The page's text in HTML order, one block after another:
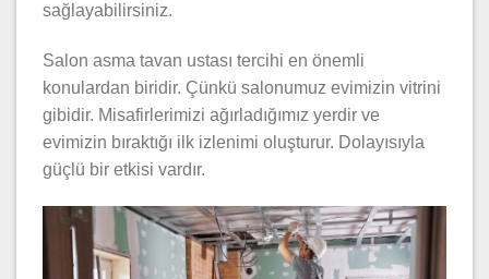
sağlayabilirsiniz.
Salon asma tavan ustası tercihi en önemli
konulardan biridir. Çünkü salonumuz evimizin vitrini
gibidir. Misafirlerimizi ağırladığımız yerdir ve
evimizin bıraktığı ilk izlenimi oluşturur. Dolayısıyla
güçlü bir etkisi vardır.